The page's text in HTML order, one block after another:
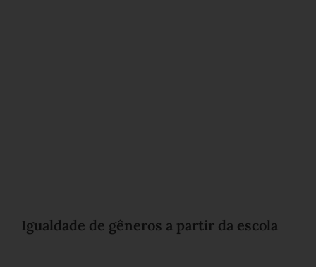
Igualdade de gêneros a partir da escola